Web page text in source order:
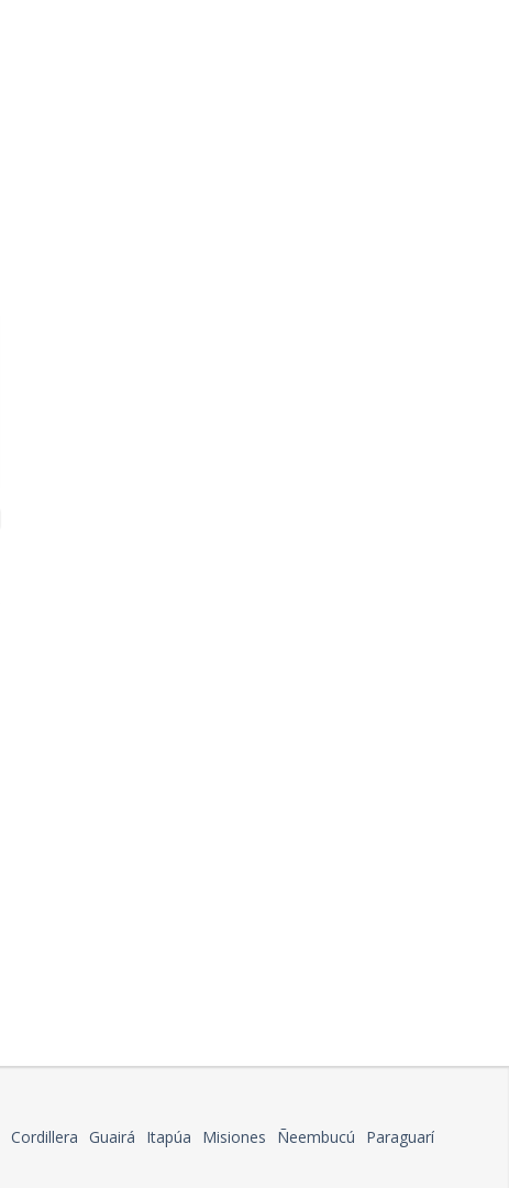
Cordillera Guairá Itapúa Misiones Ñeembucú
Paraguarí